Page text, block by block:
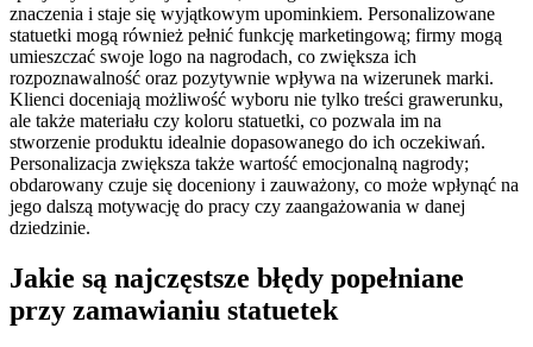
znaczenia i staje się wyjątkowym upominkiem. Personalizowane
statuetki mogą również pełnić funkcję marketingową; firmy mogą
umieszczać swoje logo na nagrodach, co zwiększa ich
rozpoznawalność oraz pozytywnie wpływa na wizerunek marki.
Klienci doceniają możliwość wyboru nie tylko treści grawerunku,
ale także materiału czy koloru statuetki, co pozwala im na
stworzenie produktu idealnie dopasowanego do ich oczekiwań.
Personalizacja zwiększa także wartość emocjonalną nagrody;
obdarowany czuje się doceniony i zauważony, co może wpłynąć na
jego dalszą motywację do pracy czy zaangażowania w danej
dziedzinie.
Jakie są najczęstsze błędy popełniane
przy zamawianiu statuetek